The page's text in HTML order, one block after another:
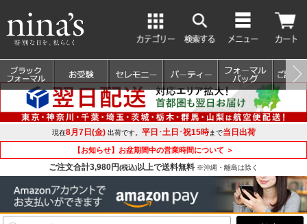
現在8月7日(金)出荷です。 平日･土日･祝15時まで当日出荷
【お知らせ】お盆期間中の営業時間について ＞
ご注文合計3,980円(税込)以上で送料無料 ※沖縄・離島は除く